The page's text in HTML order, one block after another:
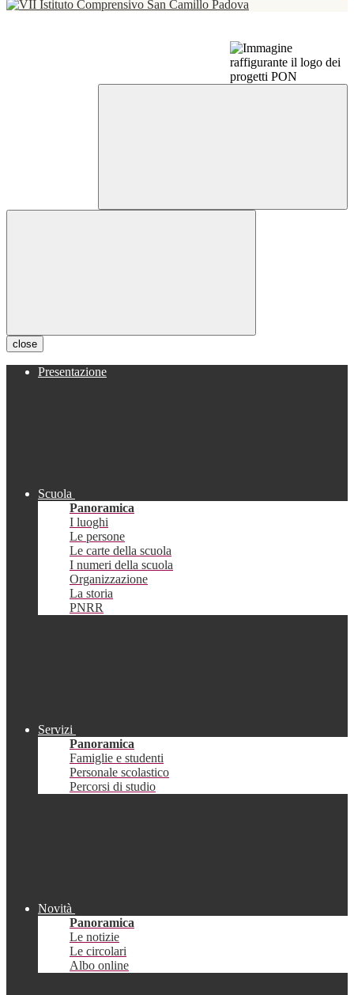
close
Presentazione
Scuola
Panoramica
I luoghi
Le persone
Le carte della scuola
I numeri della scuola
Organizzazione
La storia
PNRR
Servizi
Panoramica
Famiglie e studenti
Personale scolastico
Percorsi di studio
Novità
Panoramica
Le notizie
Le circolari
Albo online